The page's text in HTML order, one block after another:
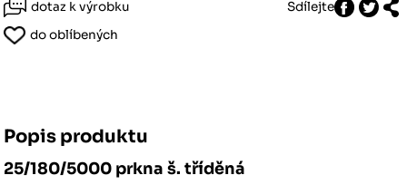
dotaz k výrobku
Sdílejte
do oblíbených
Popis produktu
25/180/5000 prkna š. tříděná